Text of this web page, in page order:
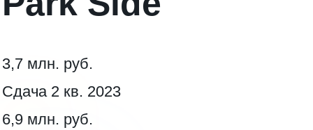
3,7 млн. руб.
Сдача 2 кв. 2023
6,9 млн. руб.